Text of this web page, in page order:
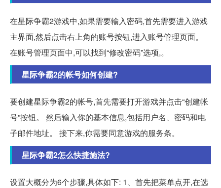
在星际争霸2游戏中,如果需要输入密码,首先需要进入游戏
主界面,然后点击右上角的账号按钮,进入账号管理页面。
在账号管理页面中,可以找到“修改密码”选项,。
星际争霸2的帐号如何创建?
要创建星际争霸2的帐号,首先需要打开游戏并点击“创建帐
号”按钮。 然后输入你的基本信息,包括用户名、密码和电
子邮件地址。 接下来,你需要同意游戏的服务条。
星际争霸2怎么快捷施法?
设置大概分为6个步骤,具体如下: 1、首先把菜单点开,在选